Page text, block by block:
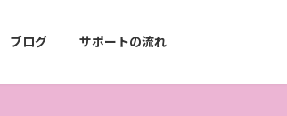
ブログ サポートの流れ